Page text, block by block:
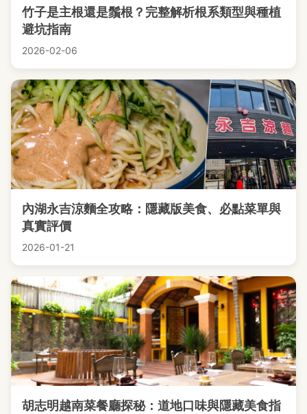
竹子是主根還是鬚根？完整解析根系類型與種植
避坑指南
2026-02-06
內湖永吉涼麵全攻略：隱藏版美食、必點菜單與
真實評價
2026-01-21
胡志明越南菜餐廳探秘：道地口味與隱藏美食指